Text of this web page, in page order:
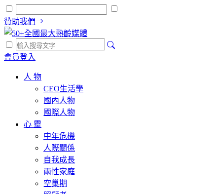
贊助我們
會員登入
人 物
CEO生活學
國內人物
國際人物
心 靈
中年危機
人際關係
自我成長
兩性家庭
空巢期